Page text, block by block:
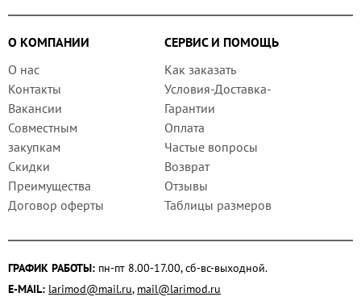
О КОМПАНИИ
СЕРВИС И ПОМОЩЬ
О нас
Контакты
Вакансии
Совместным
закупкам
Скидки
Преимущества
Договор оферты
Как заказать
Условия-Доставка-
Гарантии
Оплата
Частые вопросы
Возврат
Отзывы
Таблицы размеров
ГРАФИК РАБОТЫ: пн-пт 8.00-17.00, сб-вс-выходной.
E-MAIL: larimod@mail.ru, mail@larimod.ru